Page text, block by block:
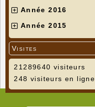
Année 2016
Année 2015
Visites
21289640 visiteurs
248 visiteurs en ligne